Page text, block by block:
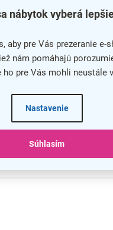
nábytok vyberá
aby pre Vás prezeranie e-
nám pomáhajú
ho pre Vás mohli neustále
Nastavenie
Súhlasím
pomocouotočného
hneď dva kľúče. Nemusíte
osobou. Zámok je